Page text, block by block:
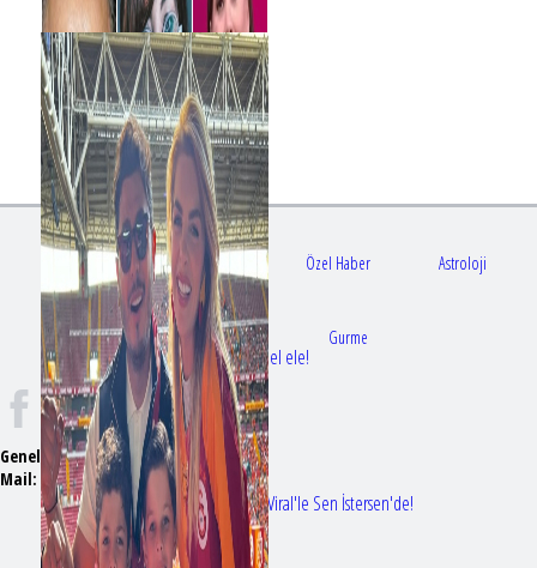
Bir dizi aşkı daha gerçek oldu: Sette el ele!
Erol Köse'nin mektupları ilk kez Nur Viral'le Sen İstersen'de!
Gündem Sağlık Özel Haber Astroloji
Doktorlar Gurme
Genel Yayın Yönetmeni:Seyhan Erdağ
Mail:
emizmagazin@gmail.com